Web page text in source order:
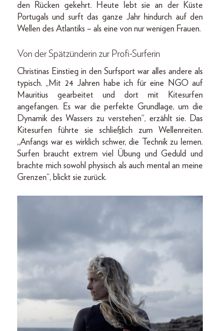
den Rücken gekehrt. Heute lebt sie an der Küste
Portugals und surft das ganze Jahr hindurch auf den
Wellen des Atlantiks – als eine von nur wenigen Frauen.
Von der Spätzünderin zur Profi-Surferin
Christinas Einstieg in den Surfsport war alles andere als
typisch. „Mit 24 Jahren habe ich für eine NGO auf
Mauritius gearbeitet und dort mit Kitesurfen
angefangen. Es war die perfekte Grundlage, um die
Dynamik des Wassers zu verstehen“, erzählt sie. Das
Kitesurfen führte sie schließlich zum Wellenreiten.
„Anfangs war es wirklich schwer, die Technik zu lernen.
Surfen braucht extrem viel Übung und Geduld und
brachte mich sowohl physisch als auch mental an meine
Grenzen“, blickt sie zurück.